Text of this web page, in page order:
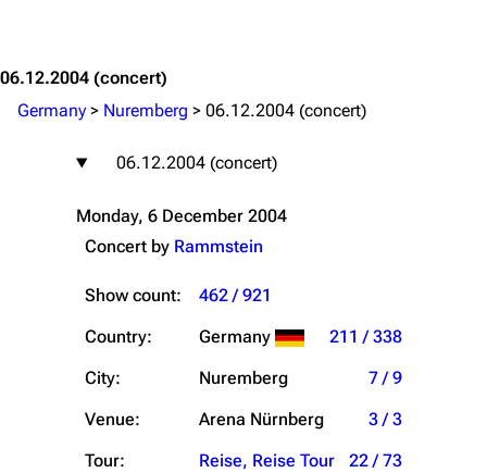
06.12.2004 (concert)
Germany > Nuremberg > 06.12.2004 (concert)
06.12.2004 (concert)
Monday, 6 December 2004
Concert by Rammstein
Show count:
462 / 921
Country:
Germany
211 / 338
City:
Nuremberg
7 / 9
Venue:
Arena Nürnberg
3 / 3
Tour:
Reise, Reise Tour
22 / 73